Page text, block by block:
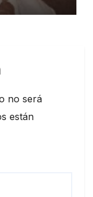
no será
están